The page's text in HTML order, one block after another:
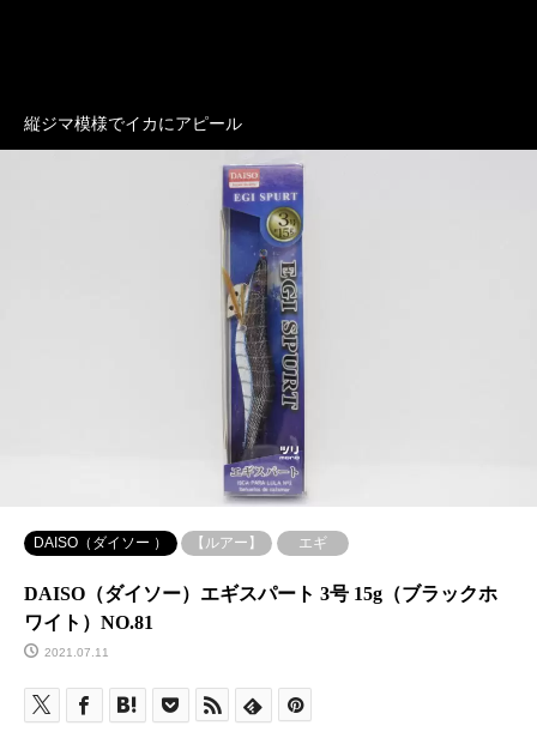
縦ジマ模様でイカにアピール
DAISO（ダイソー ） 【ルアー】 エギ
DAISO（ダイソー）エギスパート 3号 15g（ブラックホ
ワイト）NO.81
2021.07.11